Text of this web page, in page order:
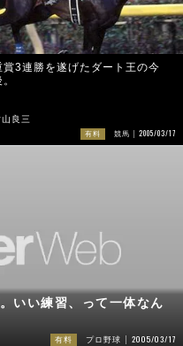
賞3連勝を遂げたダート王の今
山良三
有料 競馬 2005/03/17
いい練習、って一体なん
有料 プロ野球 2005/03/17